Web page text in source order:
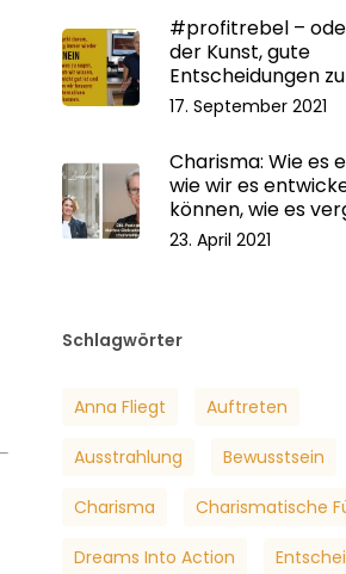
#profitrebel –
der Kunst, gute
Entscheidungen
17. September 2021
Charisma: Wie es
wie wir es
können, wie es
23. April 2021
Schlagwörter
Anna Fliegt Auftreten
Ausstrahlung Bewusstsein
Charisma Charismatische
Dreams Into Action